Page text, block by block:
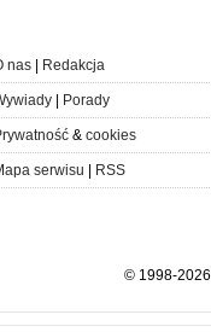
nas| Redakcja
| Porady
& cookies
serwisu | RSS
© 1998-2026